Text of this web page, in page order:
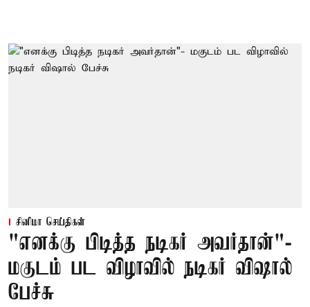
சினிமா செய்திகள்
"எனக்கு பிடித்த நடிகர் அவர்தான்"-
மகுடம் பட விழாவில் நடிகர் விஷால்
பேச்சு